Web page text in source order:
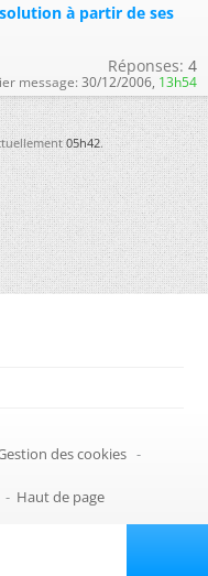
à partir de ses
Réponses: 4
message: 30/12/2006, 13h54
05h42.
des cookies -
- Haut de page